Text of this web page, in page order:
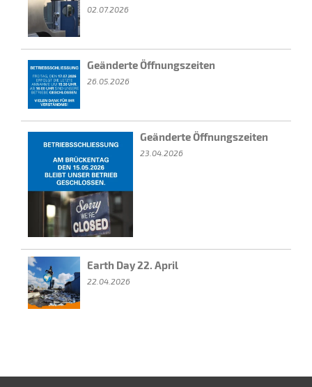
02.07.2026
Geänderte Öffnungszeiten
26.05.2026
Geänderte Öffnungszeiten
23.04.2026
Earth Day 22. April
22.04.2026